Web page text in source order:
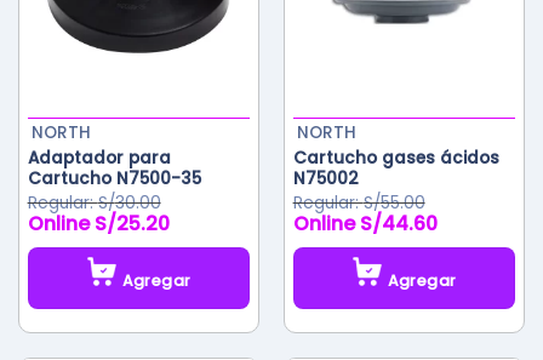
Adaptador para
Cartucho N7500-35
NORTH
S/30.00
El
precio
S/30.00.
S/25.20El
precio
es:
S/25.20.
Agregar
Cartucho gases ácidos
N75002
NORTH
S/55.00
El
precio
S/55.00.
S/44.60El
precio
es:
S/44.60.
Agregar